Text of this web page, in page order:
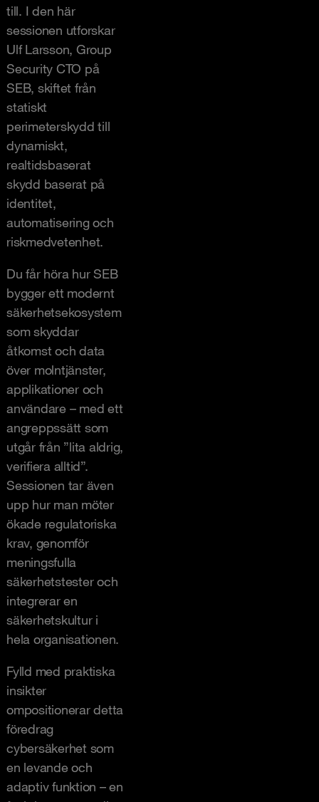
till. I den här
sessionen utforskar
Ulf Larsson, Group
Security CTO på
SEB, skiftet från
statiskt
perimeterskydd till
dynamiskt,
realtidsbaserat
skydd baserat på
identitet,
automatisering och
riskmedvetenhet.
Du får höra hur SEB
bygger ett modernt
säkerhetsekosystem
som skyddar
åtkomst och data
över molntjänster,
applikationer och
användare – med ett
angreppssätt som
utgår från ”lita aldrig,
verifiera alltid”.
Sessionen tar även
upp hur man möter
ökade regulatoriska
krav, genomför
meningsfulla
säkerhetstester och
integrerar en
säkerhetskultur i
hela organisationen.
Fylld med praktiska
insikter
ompositionerar detta
föredrag
cybersäkerhet som
en levande och
adaptiv funktion – en